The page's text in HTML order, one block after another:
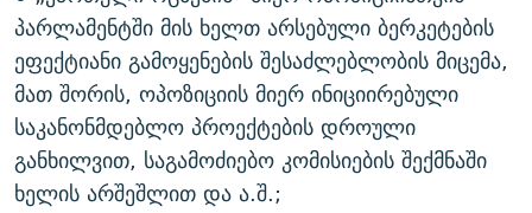
პარლამენტში მის ხელთ არსებული ბერკეტების
ეფექტიანი გამოყენების შესაძლებლობის მიცემა,
მათ შორის, ოპოზიციის მიერ ინიციირებული
საკანონმდებლო პროექტების დროული
განხილვით, საგამოძიებო კომისიების შექმნაში
ხელის არშეშლით და ა.შ.;